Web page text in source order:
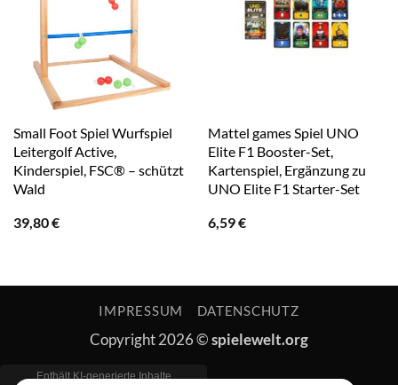
Small Foot Spiel Wurfspiel
Leitergolf Active,
Kinderspiel, FSC® – schützt
Wald
39,80€
Mattel games Spiel UNO
Elite F1 Booster-Set,
Kartenspiel, Ergänzung zu
UNO Elite F1 Starter-Set
6,59€
IMPRESSUM DATENSCHUTZ
Copyright 2026 ©spielewelt.org